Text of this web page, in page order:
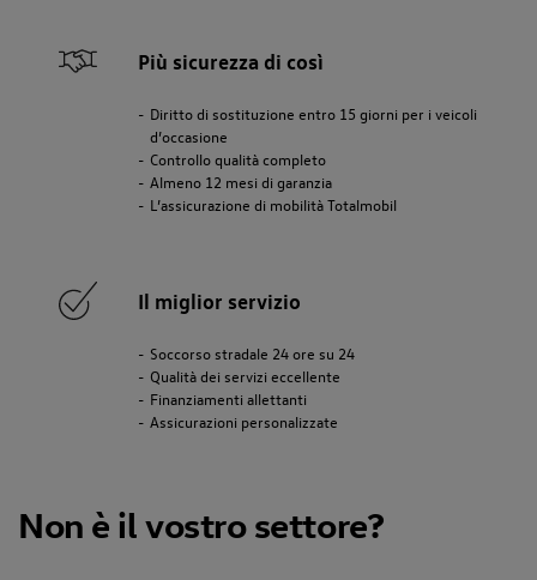
Più sicurezza di così
Diritto di sostituzione entro 15 giorni per i veicoli
d’occasione
Controllo qualità completo
Almeno 12 mesi di garanzia
L’assicurazione di mobilità Totalmobil
Il miglior servizio
Soccorso stradale 24 ore su 24
Qualità dei servizi eccellente
Finanziamenti allettanti
Assicurazioni personalizzate
Non è il vostro settore?